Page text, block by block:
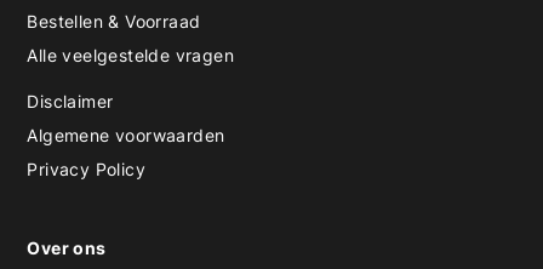
Bestellen & Voorraad
Alle veelgestelde vragen
Disclaimer
Algemene voorwaarden
Privacy Policy
Over ons